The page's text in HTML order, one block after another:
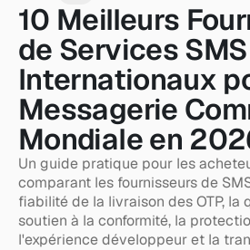
10 Meilleurs
de Services SMS
Internationaux
Messagerie
Mondiale en
Un guide pratique pour les
comparant les fournisseurs de
fiabilité de la livraison des OTP, la
soutien à la conformité, la
l'expérience développeur et la